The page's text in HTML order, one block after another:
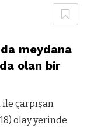
meydana
olan bir
çarpışan
olay yerinde